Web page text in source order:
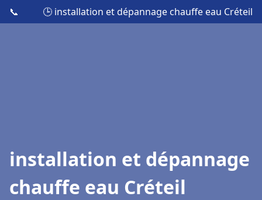
📞 🕒 installation et dépannage chauffe eau Créteil
installation et dépannage
chauffe eau Créteil